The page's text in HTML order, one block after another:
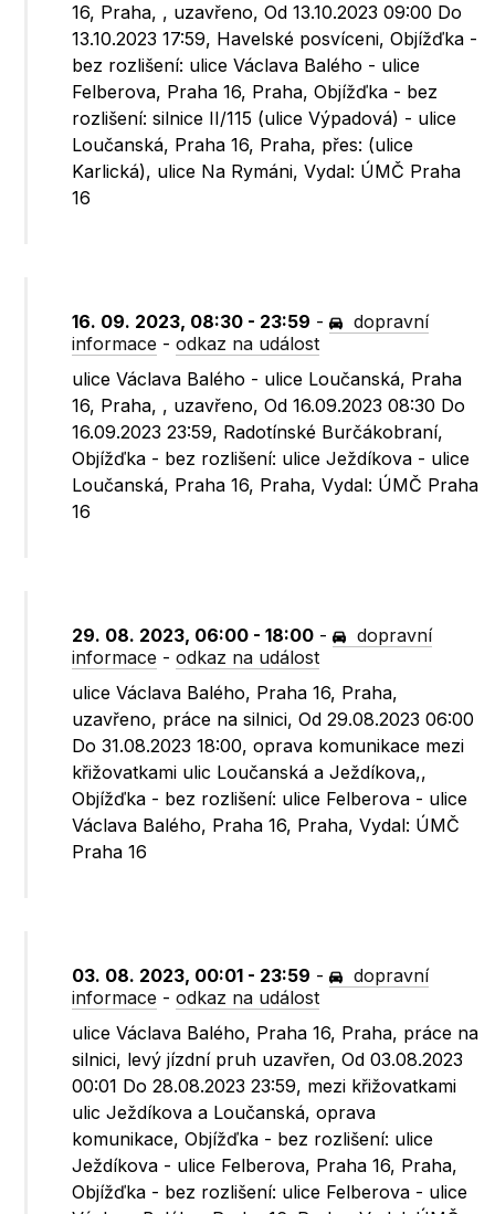
16, Praha, , uzavřeno, Od 13.10.2023 09:00 Do
13.10.2023 17:59, Havelské posvíceni, Objížďka -
bez rozlišení: ulice Václava Balého - ulice
Felberova, Praha 16, Praha, Objížďka - bez
rozlišení: silnice II/115 (ulice Výpadová) - ulice
Loučanská, Praha 16, Praha, přes: (ulice
Karlická), ulice Na Rymáni, Vydal: ÚMČ Praha
16
16. 09. 2023, 08:30 - 23:59 -
dopravní
informace -odkaz na událost
ulice Václava Balého - ulice Loučanská, Praha
16, Praha, , uzavřeno, Od 16.09.2023 08:30 Do
16.09.2023 23:59, Radotínské Burčákobraní,
Objížďka - bez rozlišení: ulice Ježdíkova - ulice
Loučanská, Praha 16, Praha, Vydal: ÚMČ Praha
16
29. 08. 2023, 06:00 - 18:00 -
dopravní
informace -odkaz na událost
ulice Václava Balého, Praha 16, Praha,
uzavřeno, práce na silnici, Od 29.08.2023 06:00
Do 31.08.2023 18:00, oprava komunikace mezi
křižovatkami ulic Loučanská a Ježdíkova,,
Objížďka - bez rozlišení: ulice Felberova - ulice
Václava Balého, Praha 16, Praha, Vydal: ÚMČ
Praha 16
03. 08. 2023, 00:01 - 23:59 -
dopravní
informace -odkaz na událost
ulice Václava Balého, Praha 16, Praha, práce na
silnici, levý jízdní pruh uzavřen, Od 03.08.2023
00:01 Do 28.08.2023 23:59, mezi křižovatkami
ulic Ježdíkova a Loučanská, oprava
komunikace, Objížďka - bez rozlišení: ulice
Ježdíkova - ulice Felberova, Praha 16, Praha,
Objížďka - bez rozlišení: ulice Felberova - ulice